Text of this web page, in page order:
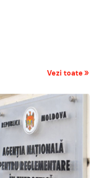
Vezi toate